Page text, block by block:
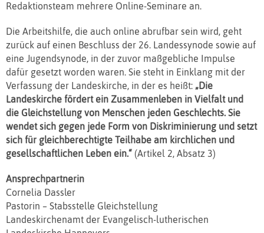
Redaktionsteam mehrere Online-Seminare an.
Die Arbeitshilfe, die auch online abrufbar sein wird, geht
zurück auf einen Beschluss der 26. Landessynode sowie auf
eine Jugendsynode, in der zuvor maßgebliche Impulse
dafür gesetzt worden waren. Sie steht in Einklang mit der
Verfassung der Landeskirche, in der es heißt: „Die
Landeskirche fördert ein Zusammenleben in Vielfalt und
die Gleichstellung von Menschen jeden Geschlechts. Sie
wendet sich gegen jede Form von Diskriminierung und setzt
sich für gleichberechtigte Teilhabe am kirchlichen und
gesellschaftlichen Leben ein.“ (Artikel 2, Absatz 3)
Ansprechpartnerin
Cornelia Dassler
Pastorin – Stabsstelle Gleichstellung
Landeskirchenamt der Evangelisch-lutherischen